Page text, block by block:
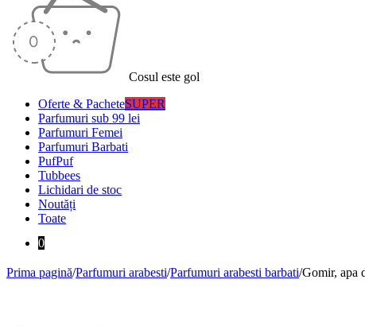
Cosul este gol
Oferte & PacheteSUPER
Parfumuri sub 99 lei
Parfumuri Femei
Parfumuri Barbati
PufPuf
Tubbees
Lichidari de stoc
Noutăți
Toate
0
Prima pagină/Parfumuri arabesti/Parfumuri arabesti barbati/Gomir, apa